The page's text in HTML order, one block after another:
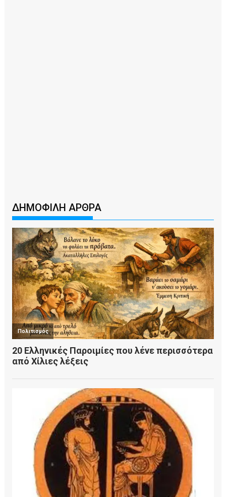
ΔΗΜΟΦΙΛΗ ΑΡΘΡΑ